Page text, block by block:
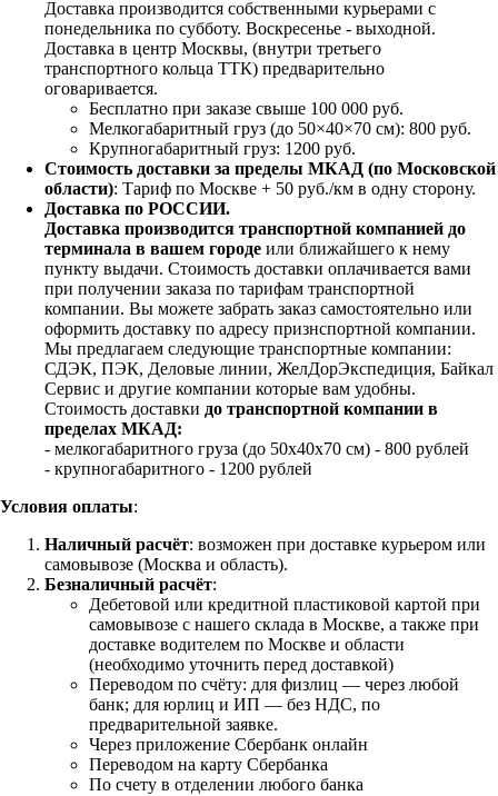
Доставка производится собственными курьерами с
понедельника по субботу. Воскресенье - выходной.
Доставка в центр Москвы, (внутри третьего
транспортного кольца ТТК) предварительно
оговаривается.
Бесплатно при заказе свыше 100 000 руб.
Мелкогабаритный груз (до 50×40×70 см): 800 руб.
Крупногабаритный груз: 1200 руб.
Стоимость доставки за пределы МКАД (по Московской
области): Тариф по Москве + 50 руб./км в одну сторону.
Доставка по РОССИИ.
Доставка производится транспортной компанией до
терминала в вашем городе или ближайшего к нему
пункту выдачи. Стоимость доставки оплачивается вами
при получении заказа по тарифам транспортной
компании. Вы можете забрать заказ самостоятельно или
оформить доставку по адресу признспортной компании.
Мы предлагаем следующие транспортные компании:
СДЭК, ПЭК, Деловые линии, ЖелДорЭкспедиция, Байкал
Сервис и другие компании которые вам удобны.
Стоимость доставки до транспортной компании в
пределах МКАД:
- мелкогабаритного груза (до 50х40х70 см) - 800 рублей
- крупногабаритного - 1200 рублей
Условия оплаты:
Наличный расчёт: возможен при доставке курьером или
самовывозе (Москва и область).
Безналичный расчёт:
Дебетовой или кредитной пластиковой картой при
самовывозе с нашего склада в Москве, а также при
доставке водителем по Москве и области
(необходимо уточнить перед доставкой)
Переводом по счёту: для физлиц — через любой
банк; для юрлиц и ИП — без НДС, по
предварительной заявке.
Через приложение Сбербанк онлайн
Переводом на карту Сбербанка
По счету в отделении любого банка